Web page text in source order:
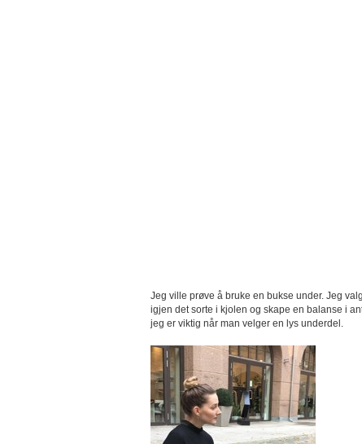
Jeg ville prøve å bruke en bukse under. Jeg
igjen det sorte i kjolen og skape en balanse i
jeg er viktig når man velger en lys underdel.